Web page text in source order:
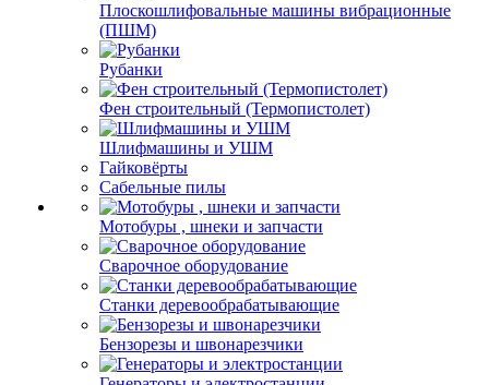
Плоскошлифовальные машины вибрационные
(ПШМ)
Рубанки
Фен строительный (Термопистолет)
Шлифмашины и УШМ
Гайковёрты
Сабельные пилы
Мотобуры , шнеки и запчасти
Сварочное оборудование
Станки деревообрабатывающие
Бензорезы и швонарезчики